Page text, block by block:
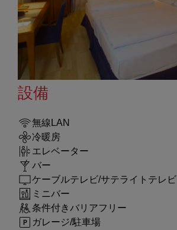
設備
無線LAN
冷暖房
エレベーター
バー
ケーブルテレビ/サテライトテレビ
ミニバー
条件付きバリアフリー
ガレージ/駐車場